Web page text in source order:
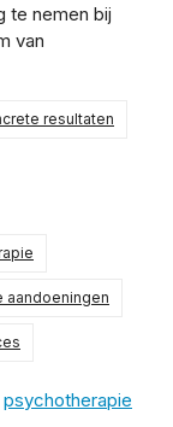
te nemen bij
van
resultaten
aandoeningen
psychotherapie